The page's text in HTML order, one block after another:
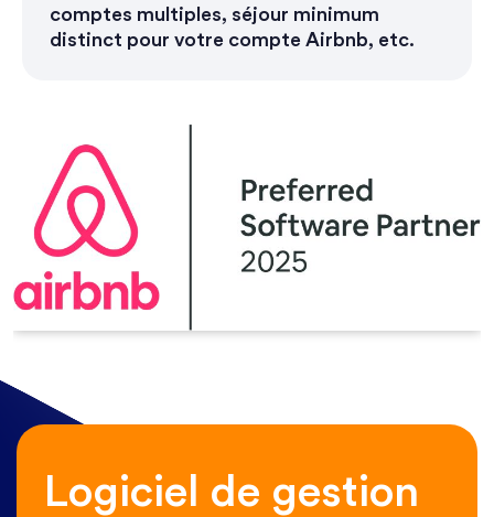
comptes multiples, séjour minimum
distinct pour votre compte Airbnb, etc.
Logiciel de gestion